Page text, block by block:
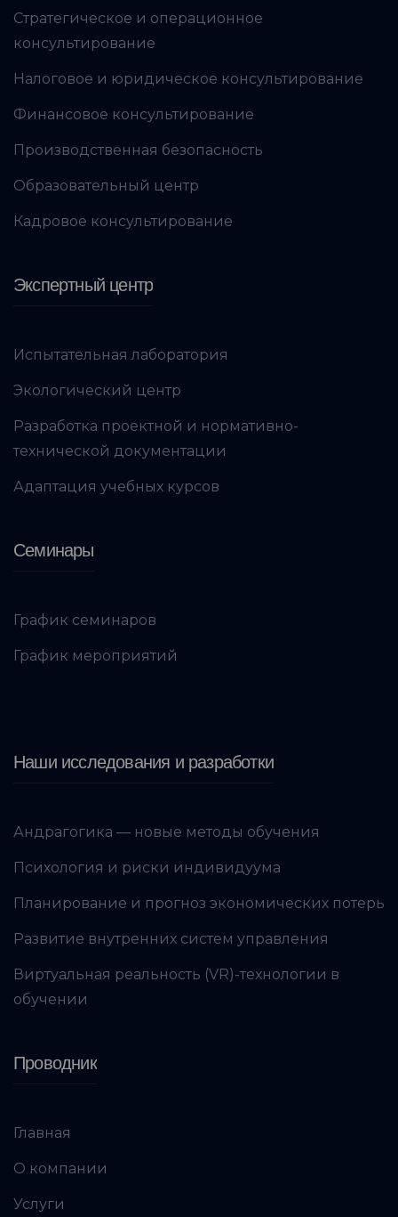
Стратегическое и операционное
консультирование
Налоговое и юридическое консультирование
Финансовое консультирование
Производственная безопасность
Образовательный центр
Кадровое консультирование
Экспертный центр
Испытательная лаборатория
Экологический центр
Разработка проектной и нормативно-
технической документации
Адаптация учебных курсов
Семинары
График семинаров
График мероприятий
Наши исследования и разработки
Андрагогика — новые методы обучения
Психология и риски индивидуума
Планирование и прогноз экономических потерь
Развитие внутренних систем управления
Виртуальная реальность (VR)-технологии в
обучении
Проводник
Главная
О компании
Услуги